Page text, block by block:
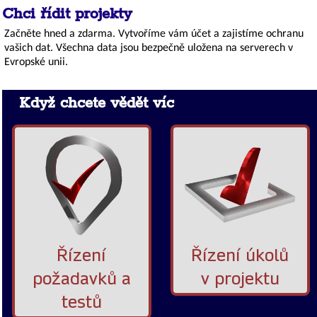
Chci řídit projekty
Začněte hned a zdarma. Vytvoříme vám účet a zajistíme ochranu
vašich dat. Všechna data jsou bezpečně uložena na serverech v
Evropské unii.
Když chcete vědět víc
Řízení
požadavků a
testů
Řízení úkolů
v projektu